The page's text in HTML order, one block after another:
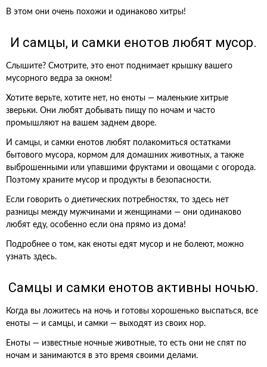
В этом они очень похожи и одинаково хитры!
И самцы, и самки енотов любят мусор.
Слышите? Смотрите, это енот поднимает крышку вашего
мусорного ведра за окном!
Хотите верьте, хотите нет, но еноты — маленькие хитрые
зверьки. Они любят добывать пищу по ночам и часто
промышляют на вашем заднем дворе.
И самцы, и самки енотов любят полакомиться остатками
бытового мусора, кормом для домашних животных, а также
выброшенными или упавшими фруктами и овощами с огорода.
Поэтому храните мусор и продукты в безопасности.
Если говорить о диетических потребностях, то здесь нет
разницы между мужчинами и женщинами — они одинаково
любят еду, особенно если она прямо из дома!
Подробнее о том, как еноты едят мусор и не болеют, можно
узнать здесь.
Самцы и самки енотов активны ночью.
Когда вы ложитесь на ночь и готовы хорошенько выспаться, все
еноты — и самцы, и самки — выходят из своих нор.
Еноты — известные ночные животные, то есть они не спят по
ночам и занимаются в это время своими делами.